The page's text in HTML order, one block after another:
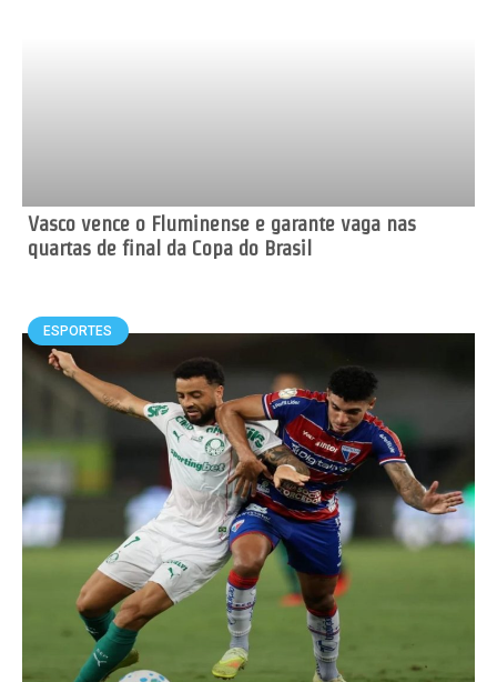
Vasco vence o Fluminense e garante vaga nas
quartas de final da Copa do Brasil
ESPORTES